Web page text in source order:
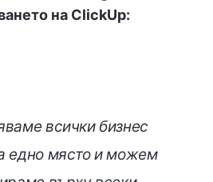
на ClickUp:
всички бизнес
едно място и можем